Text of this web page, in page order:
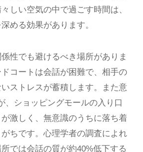
しい空気の中で過ごす時間は、
める効果があります。
性でも避けるべき場所がありま
コートは会話が困難で、相手の
ストレスが蓄積します。また意
、ショッピングモールの入り口
激しく、無意識のうちに落ち着
ちです。心理学者の調査によれ
では会話の質が約40%低下する